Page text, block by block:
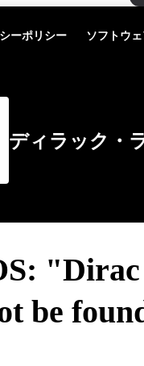
ーポリシー ソフトウ
ディラック・
be